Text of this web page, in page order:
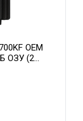
OEM
ОЗУ (2
Bit 3xDP